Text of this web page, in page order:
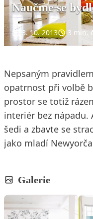
Naučme se
3. 10. 2013 3 min.
Nepsaným
opatrnost při volbě
prostor se totiž
interiér bez nápadu.
šedi a zbavte se
jako mladí
Galerie